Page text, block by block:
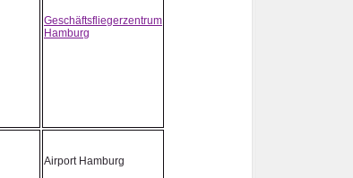
Geschäftsfliegerzentrum
Hamburg
Airport Hamburg